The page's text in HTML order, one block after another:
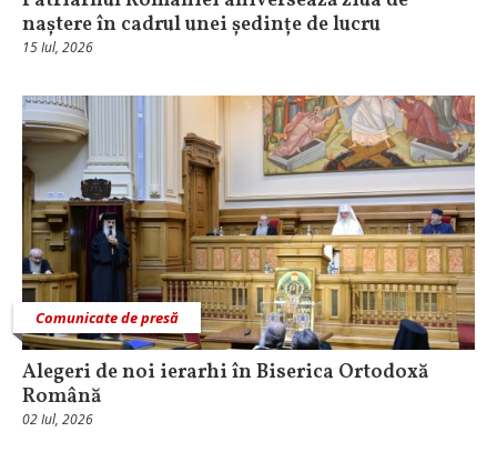
naștere în cadrul unei ședințe de lucru
15 Iul, 2026
Comunicate de presă
Alegeri de noi ierarhi în Biserica Ortodoxă
Română
02 Iul, 2026